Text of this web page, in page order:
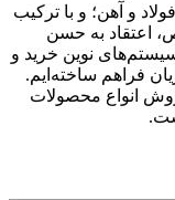
صنعت فولاد و آهن؛ و با ترکیب
اعتقاد به حسن
سیستم‌های نوین خرید و
فراهم ساخته‌ایم.
انواع محصولات